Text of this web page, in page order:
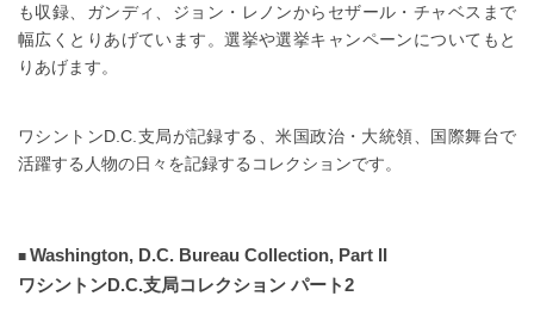
も収録、ガンディ、ジョン・レノンからセザール・チャベスまで
幅広くとりあげています。選挙や選挙キャンペーンについてもと
りあげます。
ワシントンD.C.支局が記録する、米国政治・大統領、国際舞台で
活躍する人物の日々を記録するコレクションです。
Washington, D.C. Bureau Collection, Part II
ワシントンD.C.支局コレクション パート2